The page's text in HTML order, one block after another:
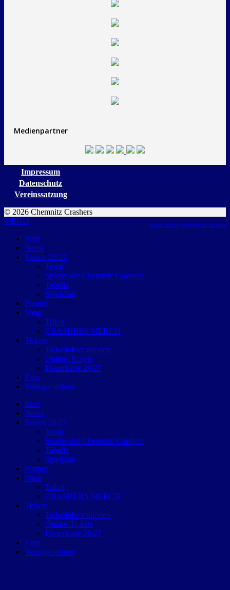
Medienpartner
Impressum
Datenschutz
Vereinssatzung
© 2026 Chemnitz Crashers
design: future werbeagentur chemnitz
MENU
Start
News
Saison 26/27
Team
Spieler der Chemnitz Crashers
Tabelle
Spielplan
Partner
Shop
Trikot
CRASHERS MERCH
Tickets
Ticketinformationen
Online-Tickets
Dauerkarte 26/27
Fans
Young-crashers
Start
News
Saison 26/27
Team
Spieler der Chemnitz Crashers
Tabelle
Spielplan
Partner
Shop
Trikot
CRASHERS MERCH
Tickets
Ticketinformationen
Online-Tickets
Dauerkarte 26/27
Fans
Young-crashers